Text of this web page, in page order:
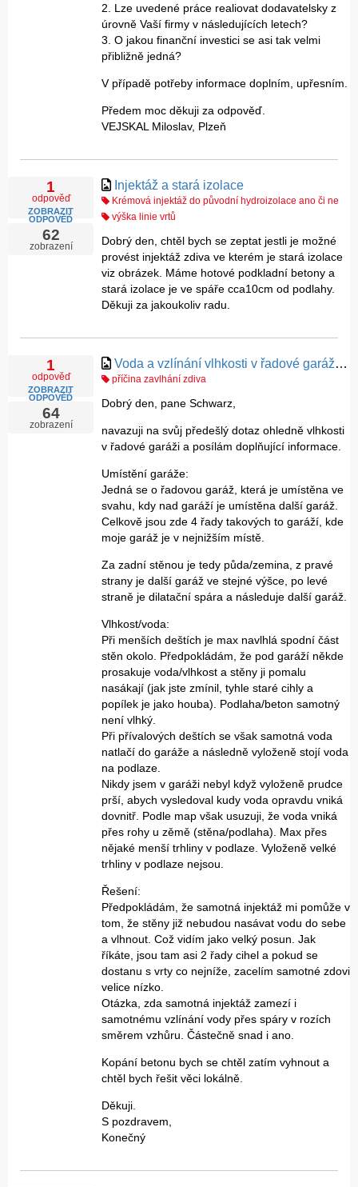
2. Lze uvedené práce realiovat dodavatelsky z
úrovně Vaší firmy v následujících letech?
3. O jakou finanční investici se asi tak velmi
přibližně jedná?
V případě potřeby informace doplním, upřesním.
Předem moc děkuji za odpověď.
VEJSKAL Miloslav, Plzeň
1
odpověď
ZOBRAZIT
ODPOVĚĎ
62
zobrazení
Injektáž a stará izolace
Krémová injektáž do původní hydroizolace ano či ne
výška linie vrtů
Dobrý den, chtěl bych se zeptat jestli je možné
provést injektáž zdiva ve kterém je stará izolace
viz obrázek. Máme hotové podkladní betony a
stará izolace je ve spáře cca10cm od podlahy.
Děkuji za jakoukoliv radu.
1
odpověď
ZOBRAZIT
ODPOVĚĎ
64
zobrazení
Voda a vzlínání vlhkosti v řadové garáži - pomůže injektáž zdiva/podlahy? část 2
příčina zavlhání zdiva
Dobrý den, pane Schwarz,
navazuji na svůj předešlý dotaz ohledně vlhkosti
v řadové garáži a posílám doplňující informace.
Umístění garáže:
Jedná se o řadovou garáž, která je umístěna ve
svahu, kdy nad garáží je umístěna další garáž.
Celkově jsou zde 4 řady takových to garáží, kde
moje garáž je v nejnižším místě.
Za zadní stěnou je tedy půda/zemina, z pravé
strany je další garáž ve stejné výšce, po levé
straně je dilatační spára a následuje další garáž.
Vlhkost/voda:
Při menších deštích je max navlhlá spodní část
stěn okolo. Předpokládám, že pod garáží někde
prosakuje voda/vlhkost a stěny ji pomalu
nasákají (jak jste zmínil, tyhle staré cihly a
popílek je jako houba). Podlaha/beton samotný
není vlhký.
Při přívalových deštích se však samotná voda
natlačí do garáže a následně vyloženě stojí voda
na podlaze.
Nikdy jsem v garáži nebyl když vyloženě prudce
prší, abych vysledoval kudy voda opravdu vniká
dovnitř. Podle map však usuzuji, že voda vniká
přes rohy u zěmě (stěna/podlaha). Max přes
nějaké menší trhliny v podlaze. Vyloženě velké
trhliny v podlaze nejsou.
Řešení:
Předpokládám, že samotná injektáž mi pomůže v
tom, že stěny již nebudou nasávat vodu do sebe
a vlhnout. Což vidím jako velký posun. Jak
říkáte, jsou tam asi 2 řady cihel a pokud se
dostanu s vrty co nejníže, zacelím samotné zdovi
velice nízko.
Otázka, zda samotná injektáž zamezí i
samotnému vzlínání vody přes spáry v rozích
směrem vzhůru. Částečně snad i ano.
Kopání betonu bych se chtěl zatím vyhnout a
chtěl bych řešit věci lokálně.
Děkuji.
S pozdravem,
Konečný